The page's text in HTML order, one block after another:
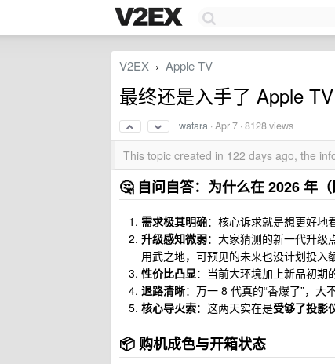
V2EX › Apple TV
最终还是入手了 Apple
watara ·Apr 7 · 8128 views
This topic created in 122 days ago, the
🤔 自问自答：为什么在 2026 年
需求极其明确：核心诉求就是想更好地
升级感知微弱：大家猜测的新一代升级
用武之地，可预见的未来也没计划投入
性价比凸显：当前大环境加上新品初期
退路清晰：万一 8 代真的“香爆了”，大
核心导火索：这两天实在是受够了投影
📦 购机成色与开箱状态